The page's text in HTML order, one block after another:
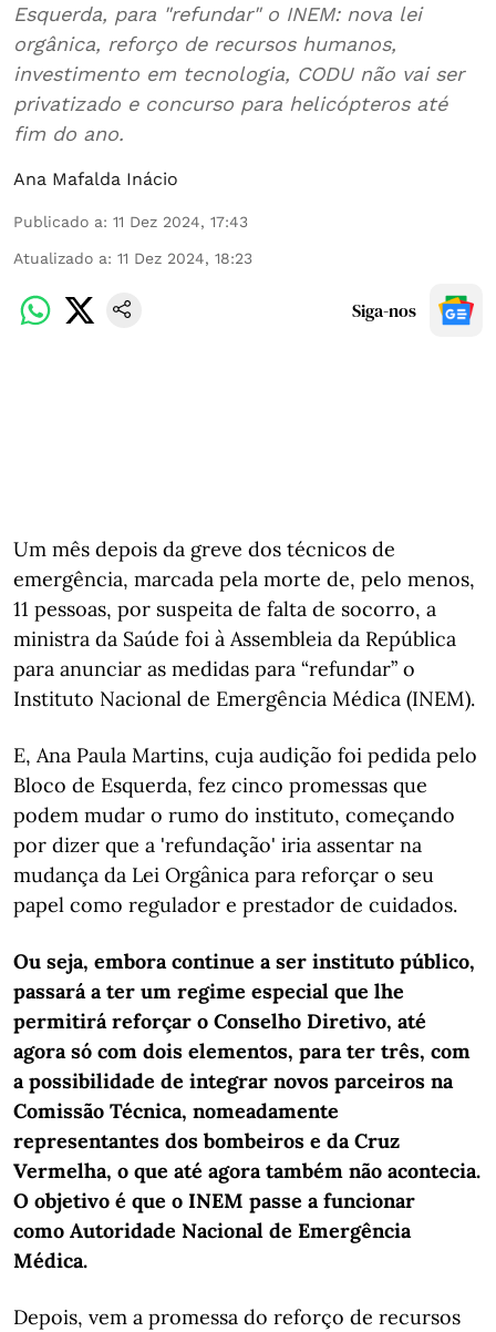
Esquerda, para "refundar" o INEM: nova lei
orgânica, reforço de recursos humanos,
investimento em tecnologia, CODU não vai ser
privatizado e concurso para helicópteros até
fim do ano.
Ana Mafalda Inácio
Publicado a: 11 Dez 2024, 17:43
Atualizado a: 11 Dez 2024, 18:23
Siga-nos
Um mês depois da greve dos técnicos de
emergência, marcada pela morte de, pelo menos,
11 pessoas, por suspeita de falta de socorro, a
ministra da Saúde foi à Assembleia da República
para anunciar as medidas para “refundar” o
Instituto Nacional de Emergência Médica (INEM).
E, Ana Paula Martins, cuja audição foi pedida pelo
Bloco de Esquerda, fez cinco promessas que
podem mudar o rumo do instituto, começando
por dizer que a 'refundação' iria assentar na
mudança da Lei Orgânica para reforçar o seu
papel como regulador e prestador de cuidados.
Ou seja, embora continue a ser instituto público,
passará a ter um regime especial que lhe
permitirá reforçar o Conselho Diretivo, até
agora só com dois elementos, para ter três, com
a possibilidade de integrar novos parceiros na
Comissão Técnica, nomeadamente
representantes dos bombeiros e da Cruz
Vermelha, o que até agora também não acontecia.
O objetivo é que o INEM passe a funcionar
como Autoridade Nacional de Emergência
Médica.
Depois, vem a promessa do reforço de recursos